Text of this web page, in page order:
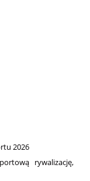
2026
rywalizację,